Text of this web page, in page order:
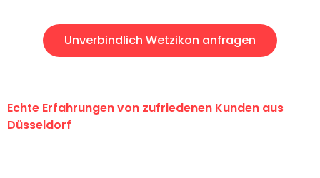
Unverbindlich Wetzikon anfragen
Echte Erfahrungen von zufriedenen Kunden aus
Düsseldorf